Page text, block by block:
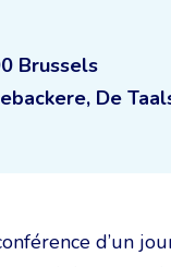
Brussels
De
d’un